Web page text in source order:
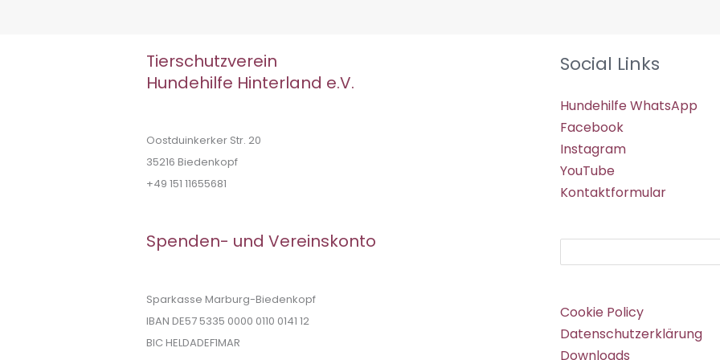
Tierschutzverein
Hundehilfe Hinterland e.V.
Oostduinkerker Str. 20
35216 Biedenkopf
+49 151 11655681
Spenden- und Vereinskonto
Sparkasse Marburg-Biedenkopf
IBAN DE57 5335 0000 0110 0141 12
BIC HELDADEF1MAR
Social Links
Hundehilfe WhatsApp
Facebook
Instagram
YouTube
Kontaktformular
Cookie Policy
Datenschutzerklärung
Downloads